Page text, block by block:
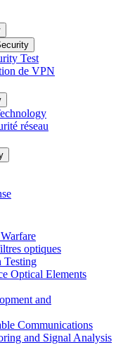
Test
de VPN
réseau
optiques
Optical Elements
and
Communications
and Signal Analysis